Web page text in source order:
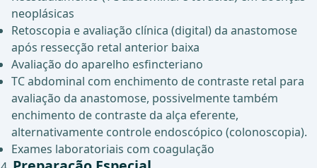
neoplásicas
Retoscopia e avaliação clínica (digital) da anastomose
após ressecção retal anterior baixa
Avaliação do aparelho esfincteriano
TC abdominal com enchimento de contraste retal para
avaliação da anastomose, possivelmente também
enchimento de contraste da alça eferente,
alternativamente controle endoscópico (colonoscopia).
Exames laboratoriais com coagulação